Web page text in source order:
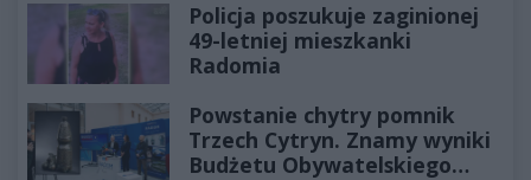
Policja poszukuje zaginionej
49-letniej mieszkanki
Radomia
Powstanie chytry pomnik
Trzech Cytryn. Znamy wyniki
Budżetu Obywatelskiego